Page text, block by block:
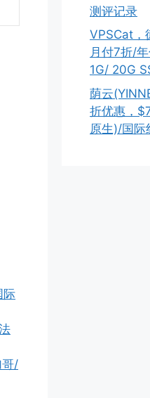
际
哥/
测评记录
VPSCat，
月付7折/
1G/ 20G
荫云
折优惠，
原生)/国际